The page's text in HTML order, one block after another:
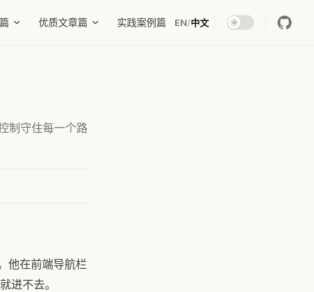
优质文章篇 实践案例篇 EN/中文
制守住每一个路
他在前端导航栏
进不去。